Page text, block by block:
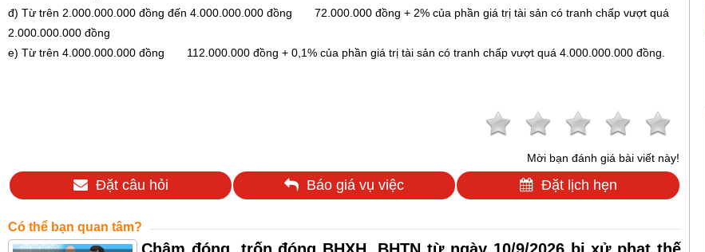
đ) Từ trên 2.000.000.000 đồng đến 4.000.000.000 đồng
72.000.000 đồng + 2% của phần giá trị tài sản có tranh chấp vượt quá
2.000.000.000 đồng
e) Từ trên 4.000.000.000 đồng
112.000.000 đồng + 0,1% của phần giá trị tài sản có tranh chấp vượt quá 4.000.000.000 đồng.
Mời bạn đánh giá bài viết này!
Đặt câu hỏi Báo giá vụ việc Đặt lịch hẹn
Có thể bạn quan tâm?